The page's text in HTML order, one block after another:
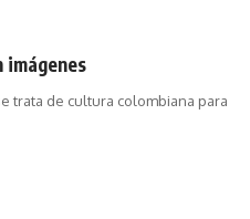
imágenes
trata de cultura colombiana para